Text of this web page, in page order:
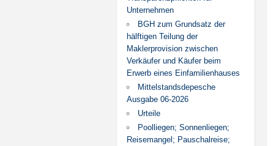
Unternehmen
BGH zum Grundsatz der
hälftigen Teilung der
Maklerprovision zwischen
Verkäufer und Käufer beim
Erwerb eines Einfamilienhauses
Mittelstandsdepesche
Ausgabe 06-2026
Urteile
Poolliegen; Sonnenliegen;
Reisemangel; Pauschalreise;